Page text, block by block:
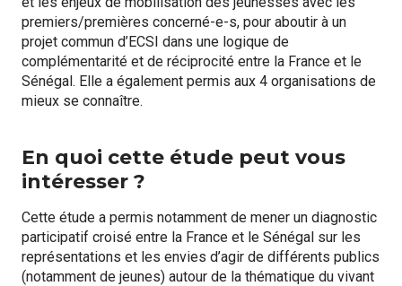
premiers/premières concerné-e-s, pour aboutir à un
projet commun d’ECSI dans une logique de
complémentarité et de réciprocité entre la France et le
Sénégal. Elle a également permis aux 4 organisations de
mieux se connaître.
En quoi cette étude peut vous
intéresser ?
Cette étude a permis notamment de mener un diagnostic
participatif croisé entre la France et le Sénégal sur les
représentations et les envies d’agir de différents publics
(notamment de jeunes) autour de la thématique du vivant